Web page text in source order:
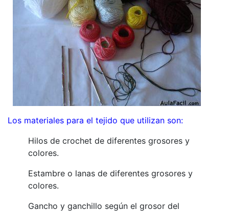
Los materiales para el tejido que utilizan son:
Hilos de crochet de diferentes grosores y
colores.
Estambre o lanas de diferentes grosores y
colores.
Gancho y ganchillo según el grosor del